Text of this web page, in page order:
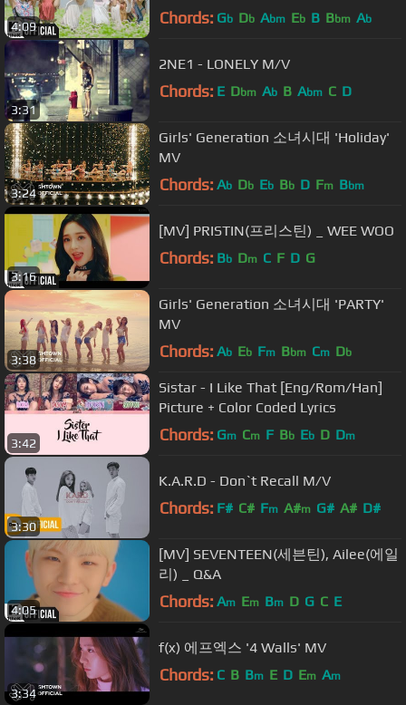
4:09 Chords: Gb Db Abm Eb B Bbm Ab
3:31
2NE1 - LONELY M/V
Chords: E Dbm Ab B Abm C D
3:24
Girls' Generation 소녀시대 'Holiday'
MV
Chords: Ab Db Eb Bb D Fm Bbm
3:16
[MV] PRISTIN(프리스틴) _ WEE WOO
Chords: Bb Dm C F D G
3:38
Girls' Generation 소녀시대 'PARTY'
MV
Chords: Ab Eb Fm Bbm Cm Db
3:42
Sistar - I Like That [Eng/Rom/Han]
Picture + Color Coded Lyrics
Chords: Gm Cm F Bb Eb D Dm
3:30
K.A.R.D - Don`t Recall M/V
Chords: F# C# Fm A#m G# A# D#
4:05
[MV] SEVENTEEN(세븐틴), Ailee(에일
리) _ Q&A
Chords: Am Em Bm D G C E
3:34
f(x) 에프엑스 '4 Walls' MV
Chords: C B Bm E D Em Am